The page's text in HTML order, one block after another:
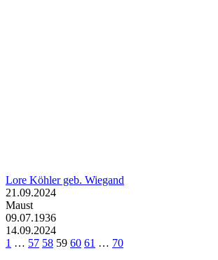
Lore Köhler geb. Wiegand
21.09.2024
Maust
09.07.1936
14.09.2024
1 … 57 58 59 60 61 … 70